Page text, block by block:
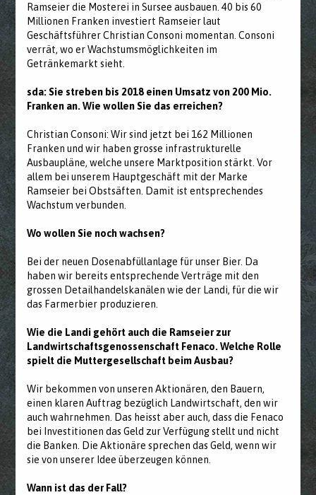
Ramseier die Mosterei in Sursee ausbauen. 40 bis 60
Millionen Franken investiert Ramseier laut
Geschäftsführer Christian Consoni momentan. Consoni
verrät, wo er Wachstumsmöglichkeiten im
Getränkemarkt sieht.
sda: Sie streben bis 2018 einen Umsatz von 200 Mio.
Franken an. Wie wollen Sie das erreichen?
Christian Consoni: Wir sind jetzt bei 162 Millionen
Franken und wir haben grosse infrastrukturelle
Ausbaupläne, welche unsere Marktposition stärkt. Vor
allem bei unserem Hauptgeschäft mit der Marke
Ramseier bei Obstsäften. Damit ist entsprechendes
Wachstum verbunden.
Wo wollen Sie noch wachsen?
Bei der neuen Dosenabfüllanlage für unser Bier. Da
haben wir bereits entsprechende Verträge mit den
grossen Detailhandelskanälen wie der Landi, für die wir
das Farmerbier produzieren.
Wie die Landi gehört auch die Ramseier zur
Landwirtschaftsgenossenschaft Fenaco. Welche Rolle
spielt die Muttergesellschaft beim Ausbau?
Wir bekommen von unseren Aktionären, den Bauern,
einen klaren Auftrag bezüglich Landwirtschaft, den wir
auch wahrnehmen. Das heisst aber auch, dass die Fenaco
bei Investitionen das Geld zur Verfügung stellt und nicht
die Banken. Die Aktionäre sprechen das Geld, wenn wir
sie von unserer Idee überzeugen können.
Wann ist das der Fall?